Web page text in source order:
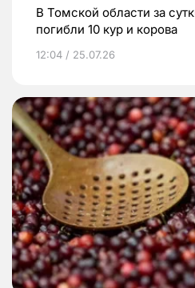
В Томской области за
погибли 10 кур и корова
12:04 / 25.07.26